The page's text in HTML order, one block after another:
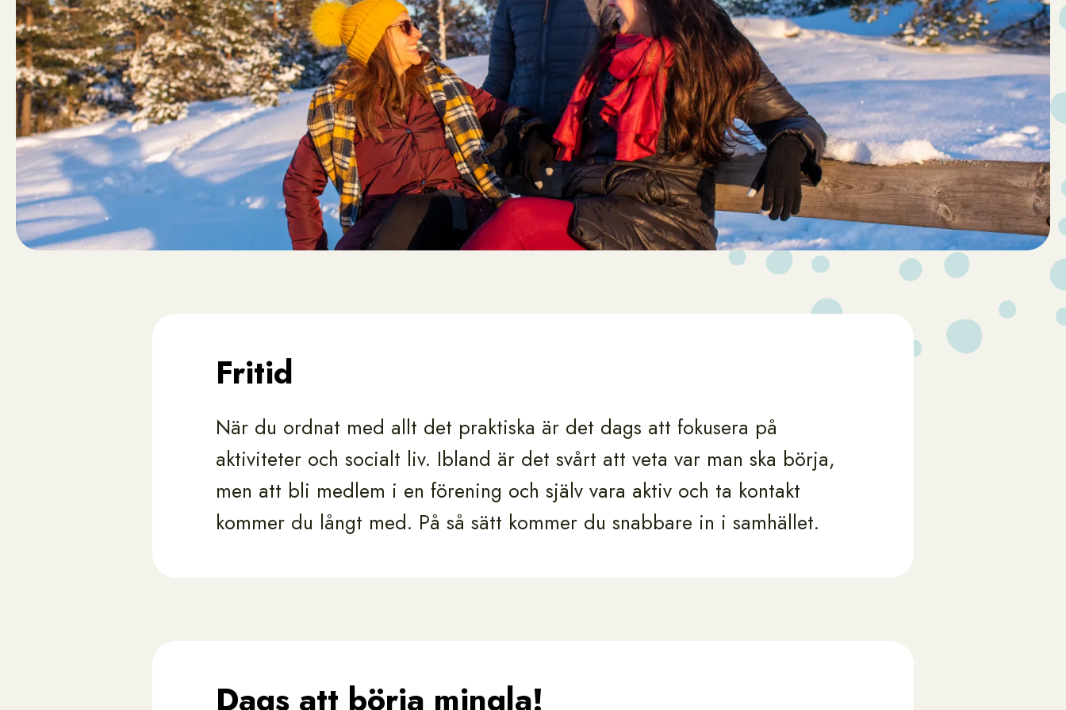
Fritid
När du ordnat med allt det praktiska är det dags att fokusera på
aktiviteter och socialt liv. Ibland är det svårt att veta var man ska börja,
men att bli medlem i en förening och själv vara aktiv och ta kontakt
kommer du långt med. På så sätt kommer du snabbare in i samhället.
Dags att börja mingla!